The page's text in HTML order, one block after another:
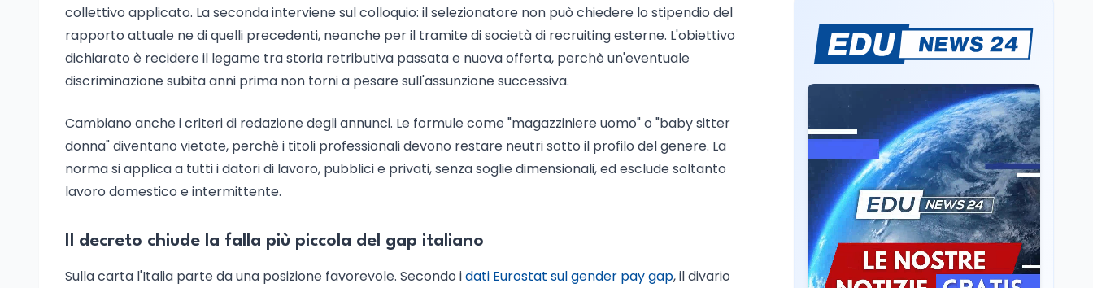
collettivo applicato. La seconda interviene sul colloquio: il selezionatore non può chiedere lo stipendio del
rapporto attuale ne di quelli precedenti, neanche per il tramite di società di recruiting esterne. L'obiettivo
dichiarato è recidere il legame tra storia retributiva passata e nuova offerta, perchè un'eventuale
discriminazione subita anni prima non torni a pesare sull'assunzione successiva.
Cambiano anche i criteri di redazione degli annunci. Le formule come "magazziniere uomo" o "baby sitter
donna" diventano vietate, perchè i titoli professionali devono restare neutri sotto il profilo del genere. La
norma si applica a tutti i datori di lavoro, pubblici e privati, senza soglie dimensionali, ed esclude soltanto
lavoro domestico e intermittente.
Il decreto chiude la falla più piccola del gap italiano
Sulla carta l'Italia parte da una posizione favorevole. Secondo idati Eurostat sul gender pay gap, il divario
A Nonthaburi il killer
14enne era bullizzato: la
Scuola8 ago
A Taranto la dispersione
si combatte con la
pedagogia della
relazione
Mondo8 ago
IRIS² dal 2029: dietro
Starlink e xAI, e senza
soldi italiani